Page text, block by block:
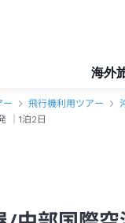
海外
ー 飛行機利用ツアー
｜1泊2日